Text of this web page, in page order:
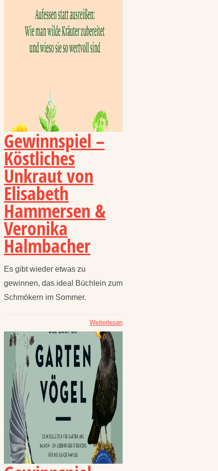
Gewinnspiel –
Köstliches
Unkraut von
Elisabeth
Hammersen &
Veronika
Halmbacher
Es gibt wieder etwas zu
gewinnen, das ideal Büchlein zum
Schmökern im Sommer.
Weiterlesen